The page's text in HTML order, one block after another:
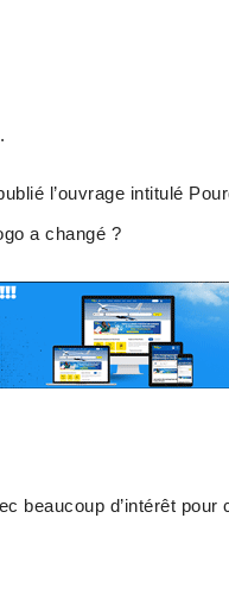
l’ouvrage intitulé
a changé ?
beaucoup d’intérêt pour